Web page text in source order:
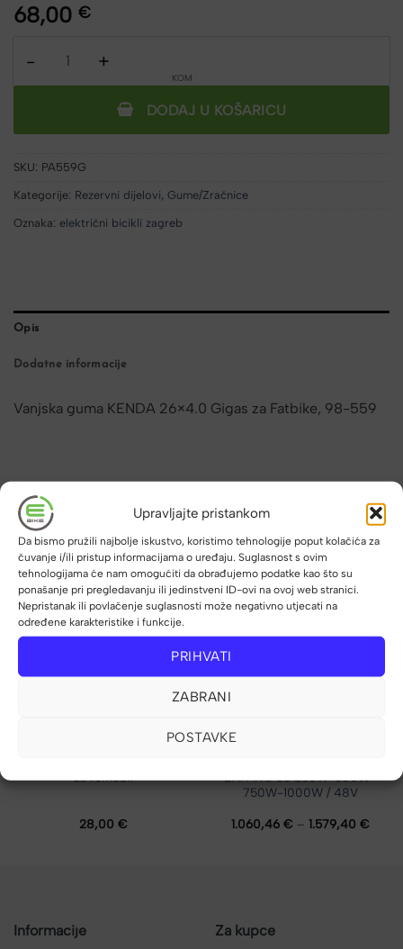
Upravljajte pristankom
Da bismo pružili najbolje iskustvo, koristimo tehnologije poput kolačića za
čuvanje i/ili pristup informacijama o uređaju. Suglasnost s ovim
tehnologijama će nam omogućiti da obrađujemo podatke kao što su
ponašanje pri pregledavanju ili jedinstveni ID-ovi na ovoj web stranici.
Nepristanak ili povlačenje suglasnosti može negativno utjecati na
određene karakteristike i funkcije.
PRIHVATI
ZABRANI
POSTAVKE
68,00 €
DODAJ U KOŠARICU
SKU: PA559G
Kategorije: Rezervni dijelovi Gume/Zračnice
Oznaka: električni bicikli zagreb
Opis
Dodatne informacije
Vanjska guma KENDA 26×4.0 Gigas za Fatbike, 98-559
POVEZANI PROIZVODI
za romobil
28,00 €
BAFANG od 250W-500W-
750W-1000W / 48V
1.060,46 € – 1.579,40 €
Informacije Za kupce